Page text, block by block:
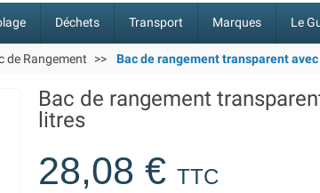
Déchets Transport Marques Le
de Rangement Bac de rangement transparent
Bac de rangement
litres
28,08 €TTC